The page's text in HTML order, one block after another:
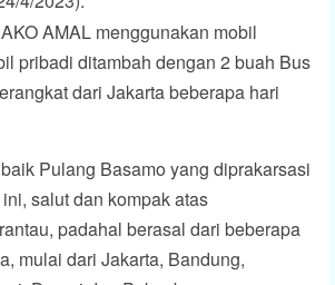
AMAL menggunakan mobil
pribadi ditambah dengan 2 buah Bus
dari Jakarta beberapa hari
Pulang Basamo yang diprakarsasi
salut dan kompak atas
padahal berasal dari beberapa
mulai dari Jakarta, Bandung,